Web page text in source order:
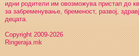
идни родители им овозможува пристап до
за забременување, бременост, развој,
децата.
Copyright 2009-2026
Ringeraja.mk